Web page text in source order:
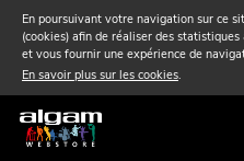
En poursuivant votre navigation sur ce
(cookies) afin de réaliser des
et vous fournir une expérience de
En savoir plus sur les cookies.
Vent& Violon
Accessoires